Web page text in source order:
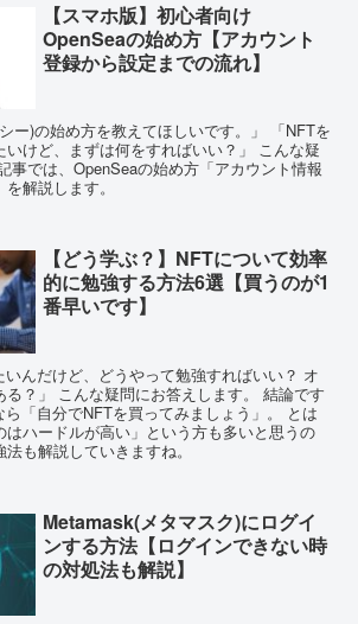
【スマホ版】初心者向け
OpenSeaの始め方【アカウント
登録から設定までの流れ】
ー)の始め方を教えてほしいです。」 「NFTを
けど、まずは何をすればいい？」 こんな疑
事では、OpenSeaの始め方「アカウント情報
解説します。
【どう学ぶ？】NFTについて効率
的に勉強する方法6選【買うのが1
番早いです】
いんだけど、どうやって勉強すればいい？ オ
る？」 こんな疑問にお答えします。 結論です
「自分でNFTを買ってみましょう」。 とは
はハードルが高い」という方も多いと思うの
も解説していきますね。
Metamask(メタマスク)にログイ
ンする方法【ログインできない時
の対処法も解説】